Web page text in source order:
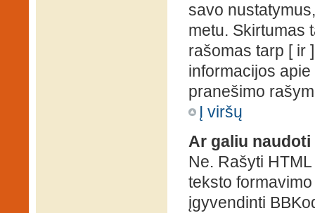
savo
metu. Skirtumas
rašomas tarp [ ir
informacijos
pranešimo
Į viršų
Ar galiu naudoti
Ne. Rašyti
teksto
įgyvendinti